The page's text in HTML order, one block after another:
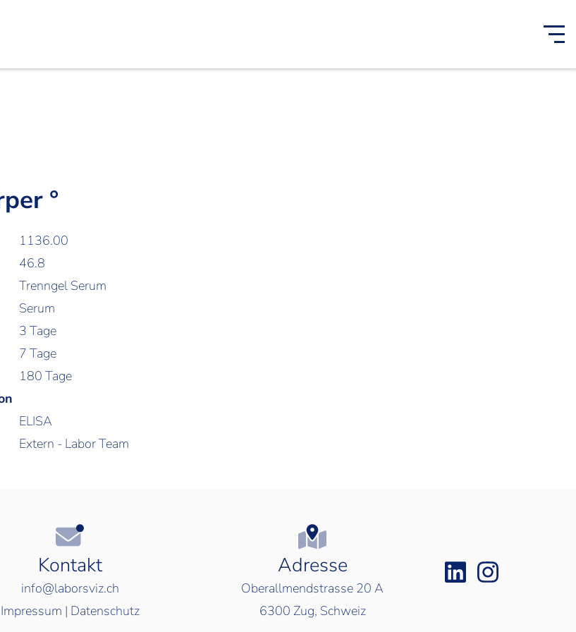
°
1136.00
46.8
Trenngel Serum
Serum
3 Tage
7 Tage
180 Tage
ELISA
Extern - Labor Team
Kontakt
info@laborsviz.ch
Impressum | Datenschutz
Adresse
Oberallmendstrasse 20 A
6300 Zug, Schweiz